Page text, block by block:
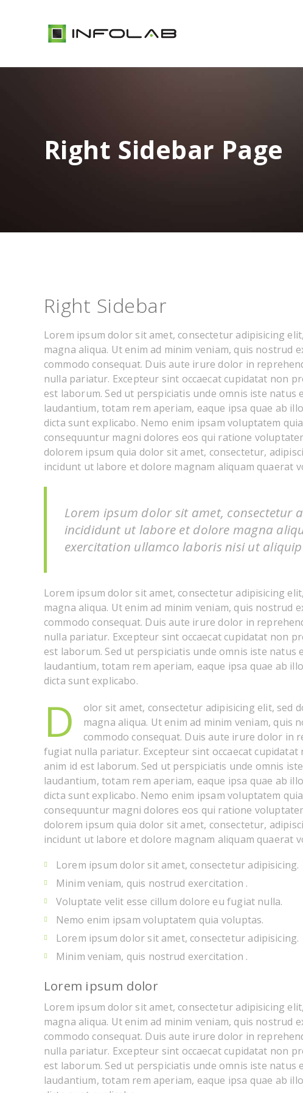
Right Sidebar Page
Right Sidebar
Lorem ipsum dolor sit amet, consectetur adipisicing
magna aliqua. Ut enim ad minim veniam, quis nostrud
commodo consequat. Duis aute irure dolor in
nulla pariatur. Excepteur sint occaecat cupidatat non
est laborum. Sed ut perspiciatis unde omnis iste
laudantium, totam rem aperiam, eaque ipsa quae ab
dicta sunt explicabo. Nemo enim ipsam voluptatem
consequuntur magni dolores eos qui ratione
dolorem ipsum quia dolor sit amet, consectetur,
incidunt ut labore et dolore magnam aliquam quaerat
Lorem ipsum dolor sit amet, consectetur
incididunt ut labore et dolore magna
exercitation ullamco laboris nisi ut
Lorem ipsum dolor sit amet, consectetur adipisicing
magna aliqua. Ut enim ad minim veniam, quis nostrud
commodo consequat. Duis aute irure dolor in
nulla pariatur. Excepteur sint occaecat cupidatat non
est laborum. Sed ut perspiciatis unde omnis iste
laudantium, totam rem aperiam, eaque ipsa quae ab
dicta sunt explicabo.
D
olor sit amet, consectetur adipisicing elit, sed
magna aliqua. Ut enim ad minim veniam,
commodo consequat. Duis aute irure dolor in
fugiat nulla pariatur. Excepteur sint occaecat
anim id est laborum. Sed ut perspiciatis unde omnis
laudantium, totam rem aperiam, eaque ipsa quae ab
dicta sunt explicabo. Nemo enim ipsam voluptatem
consequuntur magni dolores eos qui ratione
dolorem ipsum quia dolor sit amet, consectetur,
incidunt ut labore et dolore magnam aliquam quaerat
Lorem ipsum dolor sit amet, consectetur adipisicing.
Minim veniam, quis nostrud exercitation .
Voluptate velit esse cillum dolore eu fugiat nulla.
Nemo enim ipsam voluptatem quia voluptas.
Lorem ipsum dolor sit amet, consectetur adipisicing.
Minim veniam, quis nostrud exercitation .
Lorem ipsum dolor
Lorem ipsum dolor sit amet, consectetur adipisicing
magna aliqua. Ut enim ad minim veniam, quis nostrud
commodo consequat. Duis aute irure dolor in
nulla pariatur. Excepteur sint occaecat cupidatat non
est laborum. Sed ut perspiciatis unde omnis iste
laudantium, totam rem aperiam, eaque ipsa quae ab